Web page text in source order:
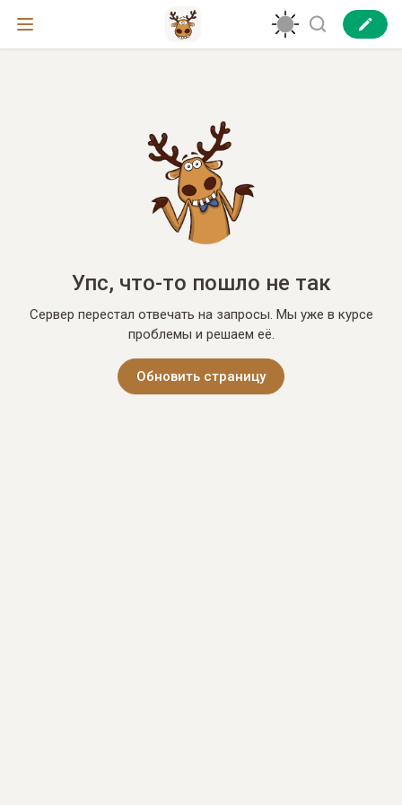
Упс, что-то пошло не так
Сервер перестал отвечать на запросы. Мы уже в курсе
проблемы и решаем её.
Обновить страницу